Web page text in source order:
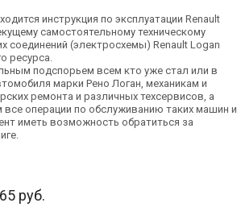
инструкция по эксплуатации Renault
самостоятельному техническому
соединений (электросхемы) Renault Logan
ресурса.
подспорьем всем кто уже стал или в
марки Рено Логан, механикам и
ремонта и различных техсервисов, а
операции по обслуживанию таких машин и
иметь возможность обратиться за
руб.